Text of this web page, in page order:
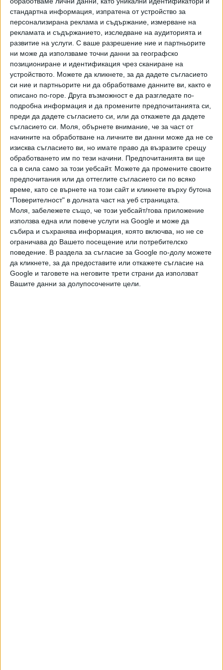
стандартна информация, изпратена от устройство за
персонализирана реклама и съдържание, измерване на
рекламата и съдържанието, изследване на аудиторията и
развитие на услуги. С ваше разрешение ние и партньорите
ни може да използваме точни данни за географско
позициониране и идентификация чрез сканиране на
устройството. Можете да кликнете, за да дадете съгласието
си ние и партньорите ни да обработваме данните ви, както е
описано по-горе. Друга възможност е да разгледате по-
подробна информация и да промените предпочитанията си,
преди да дадете съгласието си, или да откажете да дадете
съгласието си. Моля, обърнете внимание, че за част от
начините на обработване на личните ви данни може да не се
изисква съгласието ви, но имате право да възразите срещу
обработването им по тези начини. Предпочитанията ви ще
са в сила само за този уебсайт. Можете да промените своите
предпочитания или да оттеглите съгласието си по всяко
време, като се върнете на този сайт и кликнете върху бутона
"Поверителност" в долната част на уеб страницата.
Моля, забележете също, че този уебсайт/това приложение
използва една или повече услуги на Google и може да
събира и съхранява информация, която включва, но не се
ограничава до Вашето посещение или потребителско
поведение. В раздела за съгласие за Google по-долу можете
да кликнете, за да предоставите или откажете съгласие на
Google и таговете на неговите трети страни да използват
Вашите данни за долупосочените цели.
епидемията е особено ценно.
От Facebook отбелязват, че в последно време
компанията отчита над 100% ръст в ползването на
гласови и видео разговори през Messenger в браузъра и
това е бил един от ключовите мотиви да пуснат
самостоятелен софтуер.
Приложението поддържа Dark Mode.
Последвайте ни и в
Ако искате да подкрепите независимата
и качествена журналистика в “Сега”,
можете да направите дарение през
PayPal
Ключови думи: Facebook,Messenger
Още новини по темата